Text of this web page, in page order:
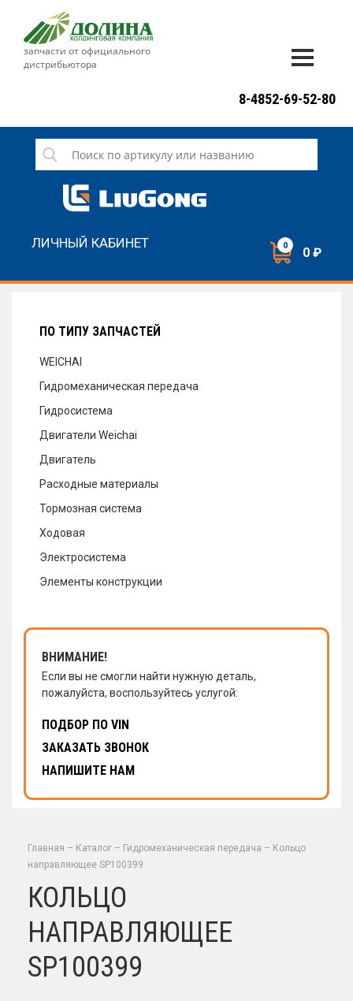
запчасти от официального
дистрибьютора
СЕРВИС
НОВОСТИ
8-4852-69-52-80
ЛИЧНЫЙ КАБИНЕТ 0 0 ₽
ПО ТИПУ ЗАПЧАСТЕЙ
WEICHAI
Гидромеханическая передача
Гидросистема
Двигатели Weichai
Двигатель
Расходные материалы
Тормозная система
Ходовая
Электросистема
Элементы конструкции
ВНИМАНИЕ!
Если вы не смогли найти нужную деталь,
пожалуйста, воспользуйтесь услугой:
ПОДБОР ПО VIN
ЗАКАЗАТЬ ЗВОНОК
НАПИШИТЕ НАМ
Главная – Каталог – Гидромеханическая передача – Кольцо
направляющее SP100399
КОЛЬЦО
НАПРАВЛЯЮЩЕЕ
SP100399